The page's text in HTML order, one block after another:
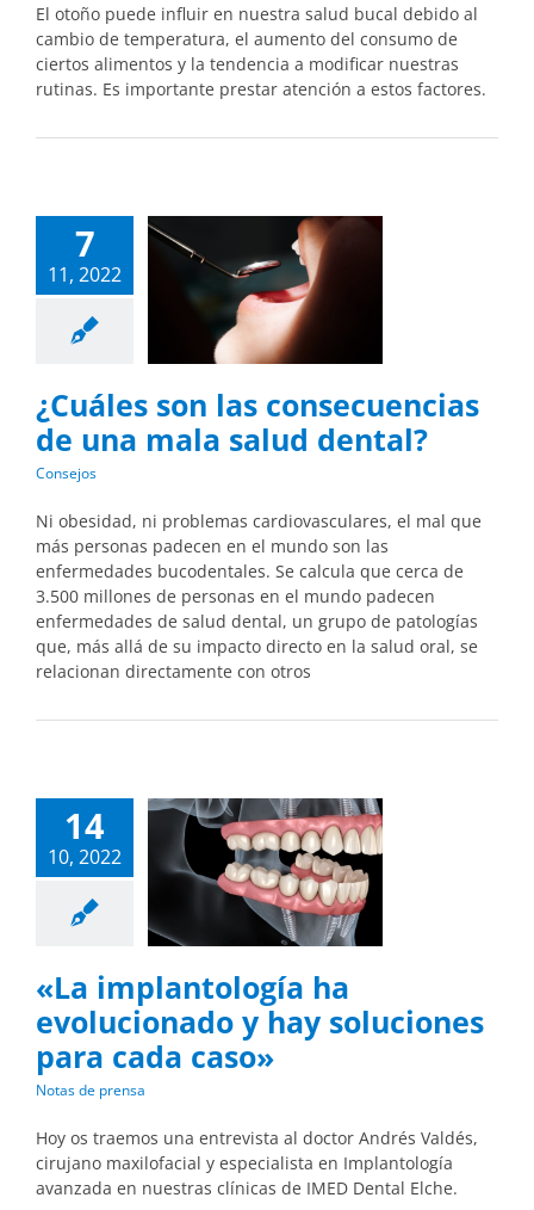
El otoño puede influir en nuestra salud bucal debido al
cambio de temperatura, el aumento del consumo de
ciertos alimentos y la tendencia a modificar nuestras
rutinas. Es importante prestar atención a estos factores.
7
11, 2022
¿Cuáles son las consecuencias
de una mala salud dental?
Consejos
Ni obesidad, ni problemas cardiovasculares, el mal que
más personas padecen en el mundo son las
enfermedades bucodentales. Se calcula que cerca de
3.500 millones de personas en el mundo padecen
enfermedades de salud dental, un grupo de patologías
que, más allá de su impacto directo en la salud oral, se
relacionan directamente con otros
14
10, 2022
«La implantología ha
evolucionado y hay soluciones
para cada caso»
Notas de prensa
Hoy os traemos una entrevista al doctor Andrés Valdés,
cirujano maxilofacial y especialista en Implantología
avanzada en nuestras clínicas de IMED Dental Elche.